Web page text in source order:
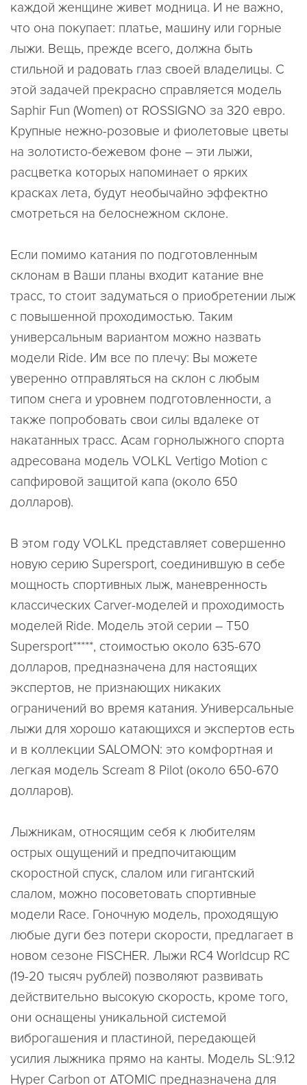
каждой женщине живет модница. И не важно,
что она покупает: платье, машину или горные
лыжи. Вещь, прежде всего, должна быть
стильной и радовать глаз своей владелицы. С
этой задачей прекрасно справляется модель
Saphir Fun (Women) от ROSSIGNO за 320 евро.
Крупные нежно-розовые и фиолетовые цветы
на золотисто-бежевом фоне – эти лыжи,
расцветка которых напоминает о ярких
красках лета, будут необычайно эффектно
смотреться на белоснежном склоне.
Если помимо катания по подготовленным
склонам в Ваши планы входит катание вне
трасс, то стоит задуматься о приобретении лыж
с повышенной проходимостью. Таким
универсальным вариантом можно назвать
модели Ride. Им все по плечу: Вы можете
уверенно отправляться на склон с любым
типом снега и уровнем подготовленности, а
также попробовать свои силы вдалеке от
накатанных трасс. Асам горнолыжного спорта
адресована модель VOLKL Vertigo Motion с
сапфировой защитой капа (около 650
долларов).
В этом году VOLKL представляет совершенно
новую серию Supersport, соединившую в себе
мощность спортивных лыж, маневренность
классических Carver-моделей и проходимость
моделей Ride. Модель этой серии – T50
Supersport*****, стоимостью около 635-670
долларов, предназначена для настоящих
экспертов, не признающих никаких
ограничений во время катания. Универсальные
лыжи для хорошо катающихся и экспертов есть
и в коллекции SALOMON: это комфортная и
легкая модель Scream 8 Pilot (около 650-670
долларов).
Лыжникам, относящим себя к любителям
острых ощущений и предпочитающим
скоростной спуск, слалом или гигантский
слалом, можно посоветовать спортивные
модели Race. Гоночную модель, проходящую
любые дуги без потери скорости, предлагает в
новом сезоне FISCHER. Лыжи RC4 Worldcup RC
(19-20 тысяч рублей) позволяют развивать
действительно высокую скорость, кроме того,
они оснащены уникальной системой
виброгашения и пластиной, передающей
усилия лыжника прямо на канты. Модель SL:9.12
Hyper Carbon от ATOMIC предназначена для